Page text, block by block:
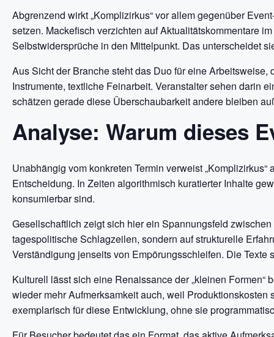
Abgrenzend wirkt „Komplizirkus“ vor allem gegenüber
setzen. Mackefisch verzichten auf Aktualitätskommentare
Selbstwidersprüche in den Mittelpunkt. Das unterscheidet
Aus Sicht der Branche steht das Duo für eine
Instrumente, textliche Feinarbeit. Veranstalter sehen darin
schätzen gerade diese Überschaubarkeit andere bleiben
Analyse: Warum dieses
Unabhängig vom konkreten Termin verweist
Entscheidung. In Zeiten algorithmisch kuratierter Inhalte
konsumierbar sind.
Gesellschaftlich zeigt sich hier ein Spannungsfeld
tagespolitische Schlagzeilen, sondern auf strukturelle
Verständigung jenseits von Empörungsschleifen. Die
Kulturell lässt sich eine Renaissance der „kleinen
wieder mehr Aufmerksamkeit auch, weil
exemplarisch für diese Entwicklung, ohne sie